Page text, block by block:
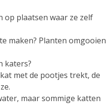
op plaatsen waar ze zelf
maken? Planten omgooien
katers?
met de pootjes trekt, de
maar sommige katten